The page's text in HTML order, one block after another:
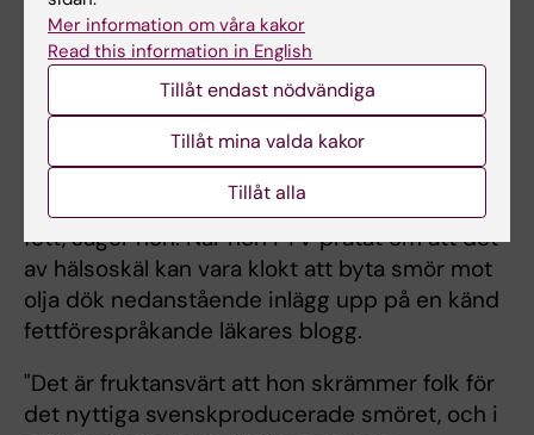
eftersom den kunskap som finns i dag tyder
på att högfettkost inte är bra för hälsan.
– Jag har svårt att se att någon etisk
kommitté mot bakgrund av vad vi vet idag
skulle godkänna att utsätta människor för en
högfettkost med mycket mättat animaliskt
fett, säger hon. När hon i TV pratat om att det
av hälsoskäl kan vara klokt att byta smör mot
olja dök nedanstående inlägg upp på en känd
fettförespråkande läkares blogg.
"Det är fruktansvärt att hon skrämmer folk för
det nyttiga svenskproducerade smöret, och i
Mer information om våra kakor
Read this information in English
Tillåt endast nödvändiga
Tillåt mina valda kakor
Tillåt alla